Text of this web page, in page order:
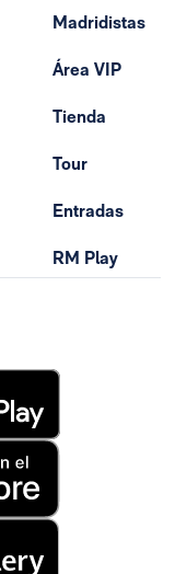
Madridistas
Área VIP
Tienda
Tour
Entradas
RM Play